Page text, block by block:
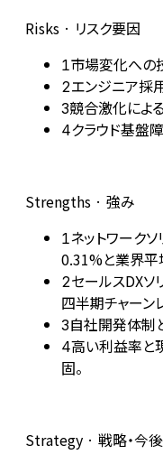
Risks · リスク要因
1市場変化への
2エンジニア採
3競合激化によ
4クラウド基盤
Strengths · 強み
1ネットワーク
0.31%と業界平
2セールスDXソ
四半期チャーン
3自社開発体制
4高い利益率と
固。
Strategy · 戦略・今